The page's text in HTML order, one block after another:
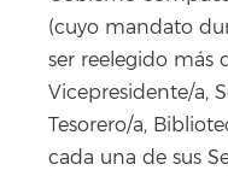
(cuyo mandato
ser reelegido más
Vicepresidente/a,
Tesorero/a,
cada una de sus